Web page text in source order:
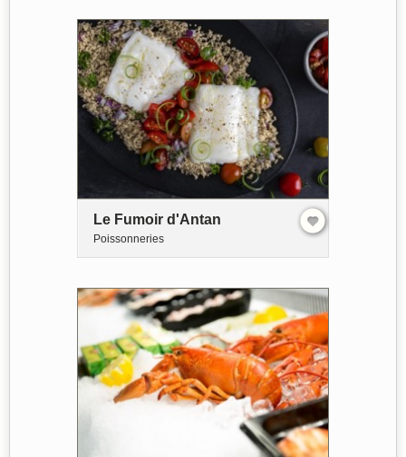
Le Fumoir d'Antan
Poissonneries